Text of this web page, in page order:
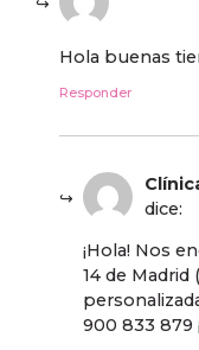
Hola buenas
Responder
dice:
¡Hola! Nos
14 de Madrid
900 833 879